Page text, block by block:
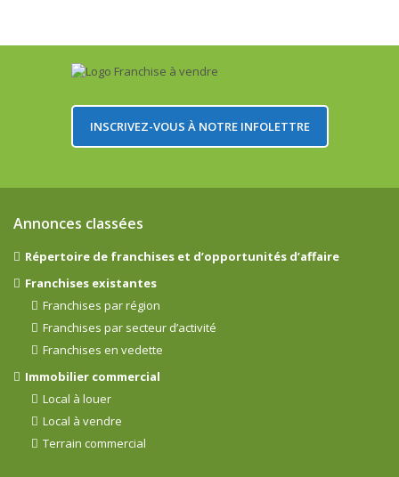
INSCRIVEZ-VOUS À NOTRE INFOLETTRE
Annonces classées
Répertoire de franchises et d’opportunités d’affaire
Franchises existantes
Franchises par région
Franchises par secteur d’activité
Franchises en vedette
Immobilier commercial
Local à louer
Local à vendre
Terrain commercial